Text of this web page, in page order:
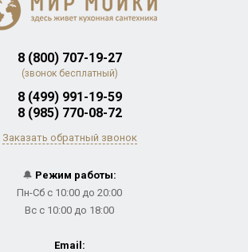
8 (800) 707-19-27
(звонок бесплатный)
8 (499) 991-19-59
8 (985) 770-08-72
Заказать обратный звонок
🔔 Режим работы:
Пн-Сб с 10:00 до 20:00
Вс с 10:00 до 18:00
Email: